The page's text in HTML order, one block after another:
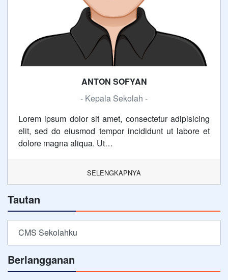
ANTON SOFYAN
- Kepala Sekolah -
Lorem ipsum dolor sit amet, consectetur adipisicing
elit, sed do eiusmod tempor incididunt ut labore et
dolore magna aliqua. Ut…
SELENGKAPNYA
Tautan
CMS Sekolahku
Berlangganan